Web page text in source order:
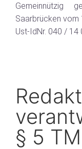
Gemeinnützig
Saarbrücken vom
Ust-IdNr. 040 / 14
§ 5